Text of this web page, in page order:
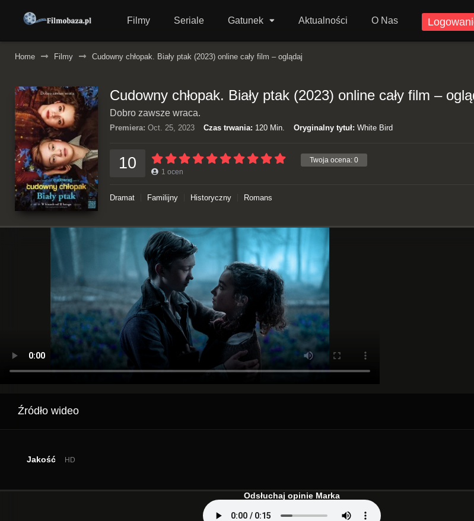
Filmy Seriale Gatunek Aktualności O Nas
Home Filmy Cudowny chłopak. Biały ptak (2023) online cały film – oglądaj
Cudowny chłopak. Biały ptak (2023) online cały film –
Dobro zawsze wraca.
Premiera: Oct. 25, 2023 Czas trwania: 120 Min. Oryginalny tytuł: White Bird
Twoja ocena: 0
10 1 ocen
Dramat Familijny Historyczny Romans
Źródło wideo
Jakość HD
Odsłuchaj opinie Marka